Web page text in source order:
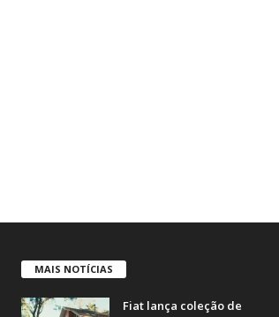
MAIS NOTÍCIAS
Fiat lança coleção de